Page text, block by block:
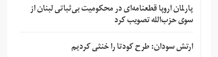
پارلمان اروپا قطعنامه‌ای در محکومیت بی‌ثباتی لبنان از
سوی حزب‌الله تصویب کرد
ارتش سودان: طرح کودتا را خنثی کردیم